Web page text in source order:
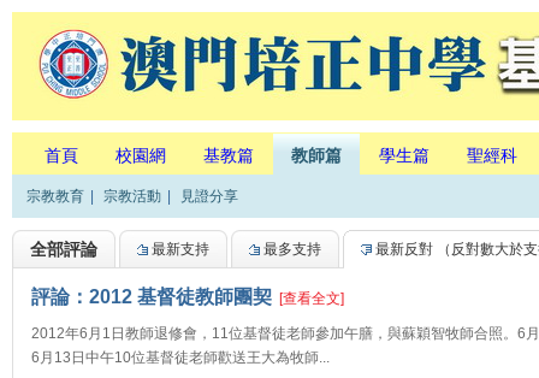
首頁 校園網 基教篇 教師篇 學生篇 聖經科
宗教教育 宗教活動 見證分享
全部評論 最新支持 最多支持 最新反對 （反對數大於
評論：2012 基督徒教師團契 [查看全文]
2012年6月1日教師退修會，11位基督徒老師參加午膳，與蘇穎智牧師合照。6
6月13日中午10位基督徒老師歡送王大為牧師...